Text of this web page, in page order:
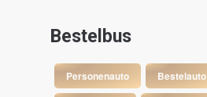
Bestelbus
Personenauto Bestelauto